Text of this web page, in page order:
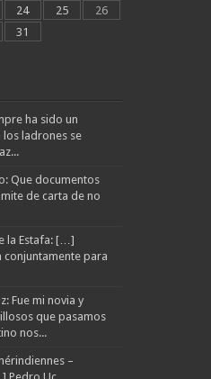
24 25
26
31
ha sido un
ladrones se
Que documentos
de carta de no
la Estafa: […]
conjuntamente para
Fue mi novia y
que pasamos
nos...
–